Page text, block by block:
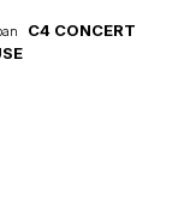
C4 CONCERT